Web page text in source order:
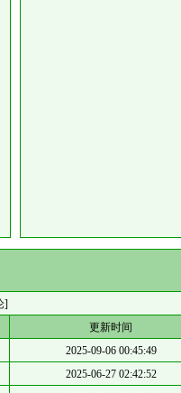
]
更新时间
2025-09-06 00:45:49
2025-06-27 02:42:52